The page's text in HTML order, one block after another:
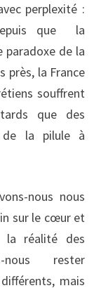
perplexité :
que la
paradoxe de la
près, la France
souffrent
que des
de la pilule à
nous nous
sur le cœur et
la réalité des
nous rester
mais